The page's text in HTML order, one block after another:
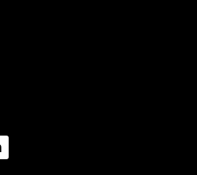
der Bundesregierung für